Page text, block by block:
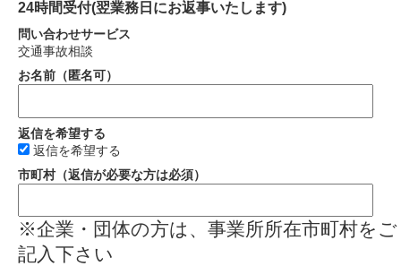
24時間受付(翌業務日にお返事いたします)
問い合わせサービス
交通事故相談
お名前（匿名可）
返信を希望する
返信を希望する
市町村（返信が必要な方は必須）
※企業・団体の方は、事業所所在市町村をご
記入下さい